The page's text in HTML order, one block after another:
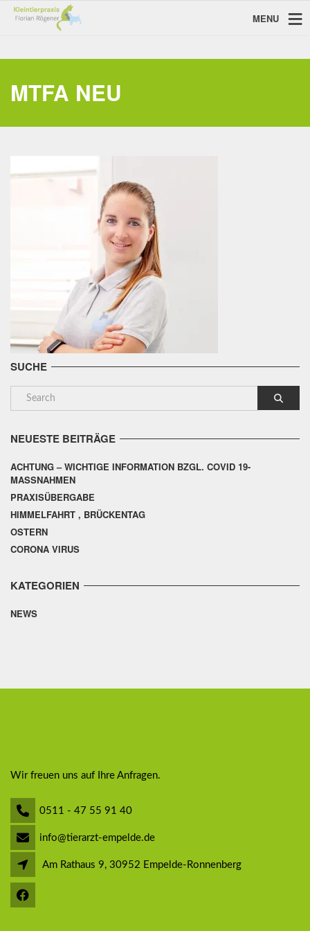
MENU
MTFA NEU
SUCHE
NEUESTE BEITRÄGE
ACHTUNG – WICHTIGE INFORMATION BZGL. COVID 19-
MASSNAHMEN
PRAXISÜBERGABE
HIMMELFAHRT , BRÜCKENTAG
OSTERN
CORONA VIRUS
KATEGORIEN
NEWS
Wir freuen uns auf Ihre Anfragen.
0511 - 47 55 91 40
info@tierarzt-empelde.de
Am Rathaus 9, 30952 Empelde-Ronnenberg